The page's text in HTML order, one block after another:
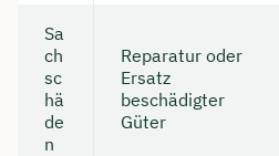
Sa
ch
sc
hä
de
n
Reparatur oder
Ersatz
beschädigter
Güter